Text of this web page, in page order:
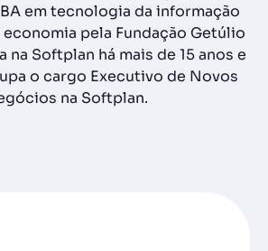
em tecnologia da informação
pela Fundação Getúlio
na Softplan há mais de 15 anos e
o cargo Executivo de Novos
na Softplan.